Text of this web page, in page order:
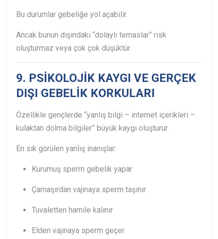
Bu durumlar gebeliğe yol açabilir.
Ancak bunun dışındaki “dolaylı temaslar” risk
oluşturmaz veya çok çok düşüktür.
9. PSİKOLOJİK KAYGI VE GERÇEK
DIŞI GEBELİK KORKULARI
Özellikle gençlerde “yanlış bilgi – internet içerikleri –
kulaktan dolma bilgiler” büyük kaygı oluşturur.
En sık görülen yanlış inanışlar:
Kurumuş sperm gebelik yapar
Çamaşırdan vajinaya sperm taşınır
Tuvaletten hamile kalınır
Elden vajinaya sperm geçer